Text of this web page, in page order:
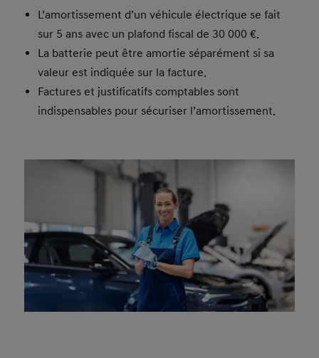
L’amortissement d’un véhicule électrique se fait
sur 5 ans avec un plafond fiscal de 30 000 €.
La batterie peut être amortie séparément si sa
valeur est indiquée sur la facture.
Factures et justificatifs comptables sont
indispensables pour sécuriser l’amortissement.